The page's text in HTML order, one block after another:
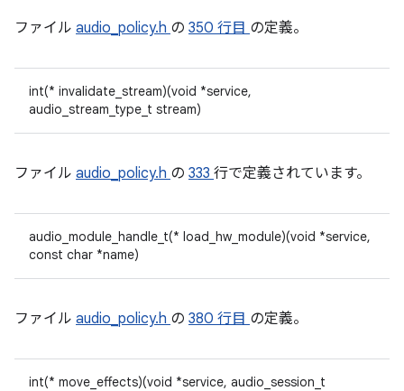
ファイル audio_policy.h の 350 行目 の定義。
int(* invalidate_stream)(void *service,
audio_stream_type_t stream)
ファイル audio_policy.h の 333 行で定義されています。
audio_module_handle_t(* load_hw_module)(void *service,
const char *name)
ファイル audio_policy.h の 380 行目 の定義。
int(* move_effects)(void *service, audio_session_t